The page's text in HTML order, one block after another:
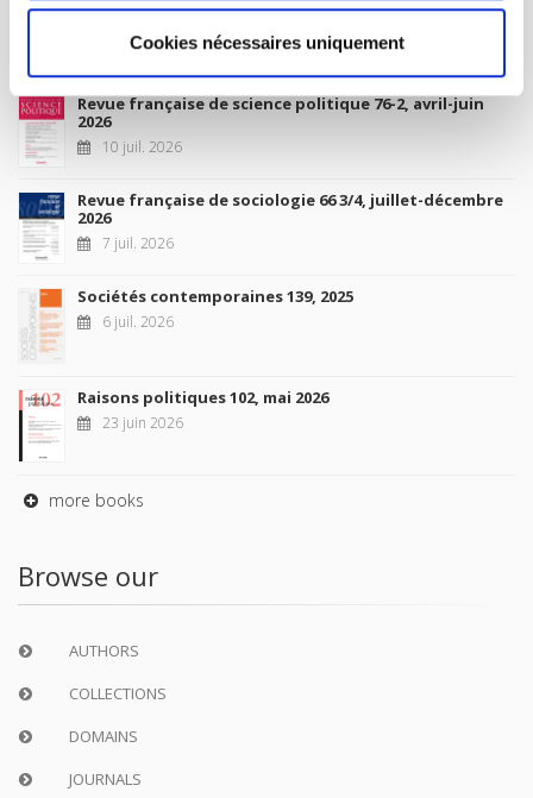
Cookies nécessaires uniquement
New Releases
Revue française de science politique 76-2, avril-juin
2026
10 juil. 2026
Revue française de sociologie 66 3/4, juillet-décembre
2026
7 juil. 2026
Sociétés contemporaines 139, 2025
6 juil. 2026
Raisons politiques 102, mai 2026
23 juin 2026
more books
Browse our
AUTHORS
COLLECTIONS
DOMAINS
JOURNALS